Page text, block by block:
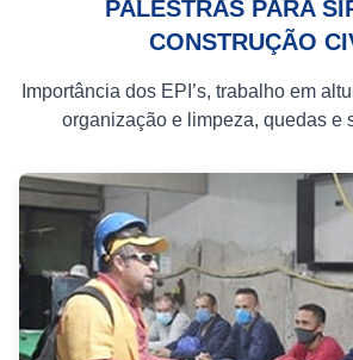
PALESTRAS PARA
CONSTRUÇÃO
Importância dos EPI’s, trabalho em
organização e limpeza, quedas e